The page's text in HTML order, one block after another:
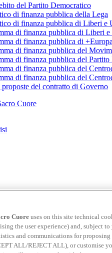
del Partito Democratico
di finanza pubblica della Lega
di finanza pubblica di Liberi e
di finanza pubblica di Liberi
di finanza pubblica di +Europa
di finanza pubblica del
di finanza pubblica del
di finanza pubblica del
di finanza pubblica del
del contratto di Governo
Cattolica del Sacro Cuore -
Cuore uses on this site technical
the user experience) and, subject
and communications for
ALL/REJECT ALL), or customise